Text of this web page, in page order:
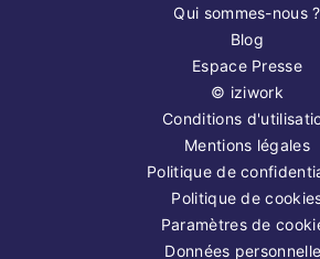
Qui sommes-nous ?
Blog
Espace Presse
© iziwork
Conditions
Mentions légales
Politique de
Politique de
Paramètres de
Données